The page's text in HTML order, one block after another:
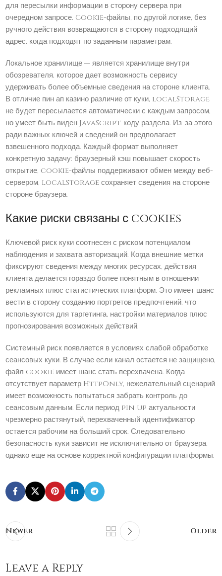
для пересылки информации в сторону сервера при
очередном запросе. Cookie-файлы, по другой логике, без
ручного действия возвращаются в сторону подходящий
адрес, когда подходят по заданным параметрам.
Локальное хранилище — является хранилище внутри
обозревателя, которое дает возможность сервису
удерживать более объемные сведения на стороне клиента.
В отличие пин ап казино различие от куки, localStorage
не будет пересылается автоматически с каждым запросом,
но умеет быть виден JavaScript-коду раздела. Из-за этого
ради важных ключей и сведений он предполагает
взвешенного подхода. Каждый формат выполняет
конкретную задачу: браузерный кэш повышает скорость
открытие, cookie-файлы поддерживают обмен между веб-
сервером, localStorage сохраняет сведения на стороне
стороне браузера.
Какие риски связаны с cookies
Ключевой риск куки соотнесен с риском потенциалом
наблюдения и захвата авторизаций. Когда внешние метки
фиксируют сведения между многих ресурсах, действия
клиента делается гораздо более понятным в отношении
рекламных плюс статистических платформ. Это имеет шанс
вести в сторону созданию портретов предпочтений, что
используются для таргетинга, настройки материалов плюс
прогнозирования возможных действий.
Системный риск появляется в условиях слабой обработке
сеансовых куки. В случае если канал остается не защищено,
файл cookie имеет шанс стать перехвачена. Когда
отсутствует параметр HttpOnly, нежелательный сценарий
имеет возможность попытаться забрать контроль до
сеансовым данным. Если период pin up актуальности
чрезмерно растянутый, перехваченный идентификатор
остается рабочим на больший срок. Следовательно
безопасность куки зависит не исключительно от браузера,
однако еще на основе корректной конфигурации платформы.
Newer Older
Leave a Reply